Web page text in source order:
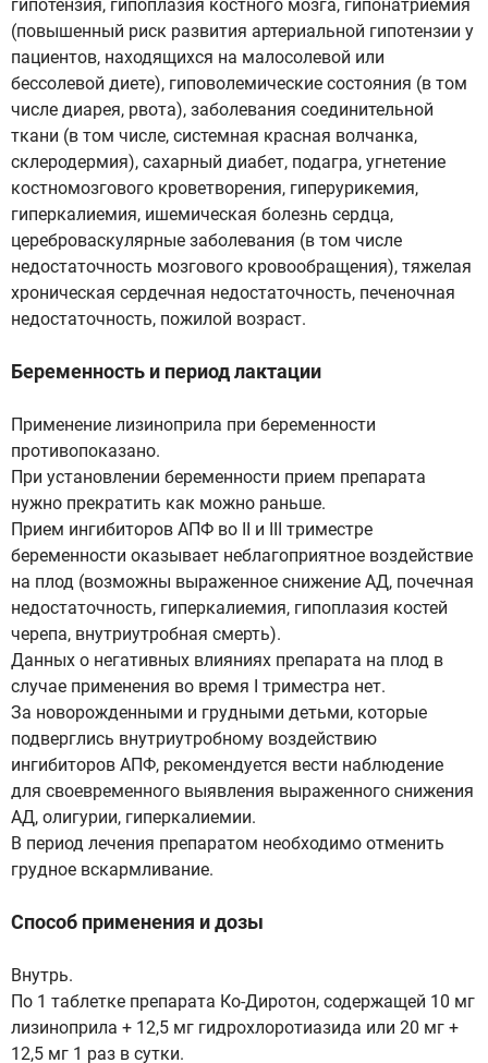
гипотензия, гипоплазия костного мозга, гипонатриемия
(повышенный риск развития артериальной гипотензии у
пациентов, находящихся на малосолевой или
бессолевой диете), гиповолемические состояния (в том
числе диарея, рвота), заболевания соединительной
ткани (в том числе, системная красная волчанка,
склеродермия), сахарный диабет, подагра, угнетение
костномозгового кроветворения, гиперурикемия,
гиперкалиемия, ишемическая болезнь сердца,
цереброваскулярные заболевания (в том числе
недостаточность мозгового кровообращения), тяжелая
хроническая сердечная недостаточность, печеночная
недостаточность, пожилой возраст.
Беременность и период лактации
Применение лизиноприла при беременности
противопоказано.
При установлении беременности прием препарата
нужно прекратить как можно раньше.
Прием ингибиторов АПФ во II и III триместре
беременности оказывает неблагоприятное воздействие
на плод (возможны выраженное снижение АД, почечная
недостаточность, гиперкалиемия, гипоплазия костей
черепа, внутриутробная смерть).
Данных о негативных влияниях препарата на плод в
случае применения во время I триместра нет.
За новорожденными и грудными детьми, которые
подверглись внутриутробному воздействию
ингибиторов АПФ, рекомендуется вести наблюдение
для своевременного выявления выраженного снижения
АД, олигурии, гиперкалиемии.
В период лечения препаратом необходимо отменить
грудное вскармливание.
Способ применения и дозы
Внутрь.
По 1 таблетке препарата Ко-Диротон, содержащей 10 мг
лизиноприла + 12,5 мг гидрохлоротиазида или 20 мг +
12,5 мг 1 раз в сутки.